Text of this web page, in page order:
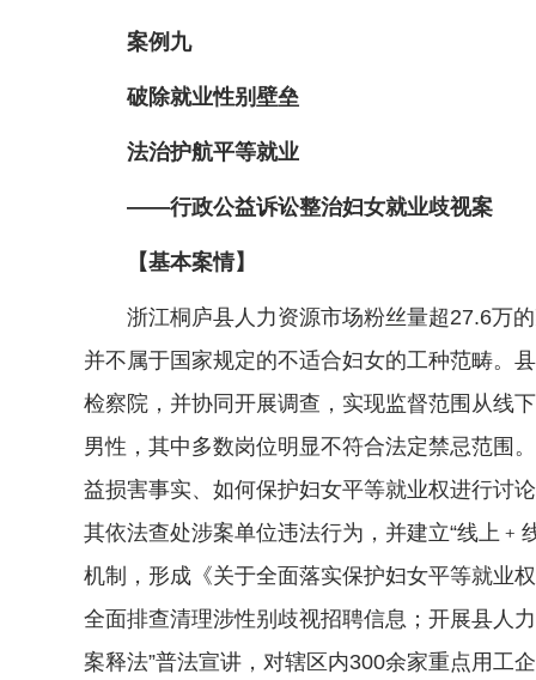
案例九
破除就业性别壁垒
法治护航平等就业
——行政公益诉讼整治妇女就业歧视案
【基本案情】
浙江桐庐县人力资源市场粉丝量超27.6万的
并不属于国家规定的不适合妇女的工种范畴。
检察院，并协同开展调查，实现监督范围从线
男性，其中多数岗位明显不符合法定禁忌范围
益损害事实、如何保护妇女平等就业权进行讨
其依法查处涉案单位违法行为，并建立“线上﹢
机制，形成《关于全面落实保护妇女平等就业
全面排查清理涉性别歧视招聘信息；开展县人
案释法”普法宣讲，对辖区内300余家重点用工